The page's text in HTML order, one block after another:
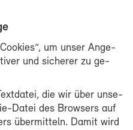
um un­ser An­ge­
und si­che­rer zu ge­
die wir über un­se­
​Datei des Brow­sers auf
über­mit­teln. Da­mit wird